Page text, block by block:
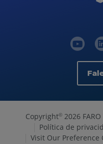
Copyright© 2026
Política de
Visit Our Preference